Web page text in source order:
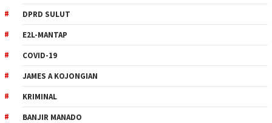
DPRD SULUT
E2L-MANTAP
COVID-19
JAMES A KOJONGIAN
KRIMINAL
BANJIR MANADO